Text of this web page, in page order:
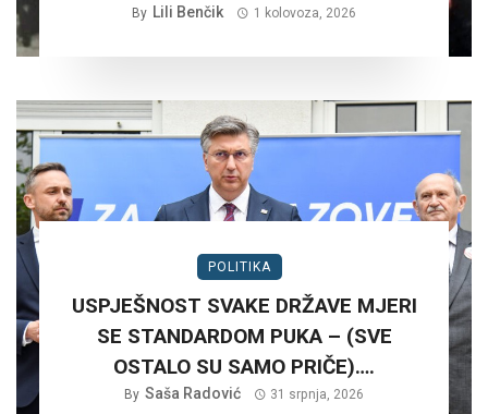
NA RUŠNJAKU KOD BADERNE 27,
By Lili Benčik 1 kolovoza, 2026
POLITIKA
USPJEŠNOST SVAKE DRŽAVE MJERI
SE STANDARDOM PUKA – (SVE
OSTALO SU SAMO PRIČE)….
By Saša Radović 31 srpnja, 2026